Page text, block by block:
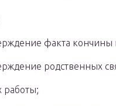
факта кончины
родственных
работы;